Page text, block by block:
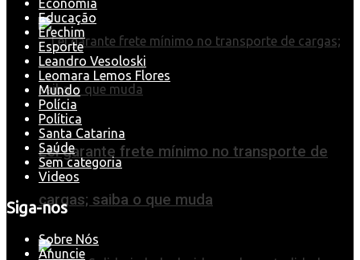
Lei garante frete mínimo no transporte de
cargas; saiba o que muda
Educação
Erechim
Esporte
Leandro Vesoloski
Leomara Lemos Flores
Mundo
Polícia
Política
Santa Catarina
Saúde
Sem categoria
Videos
Siga-nos
Sobre Nós
Anuncie